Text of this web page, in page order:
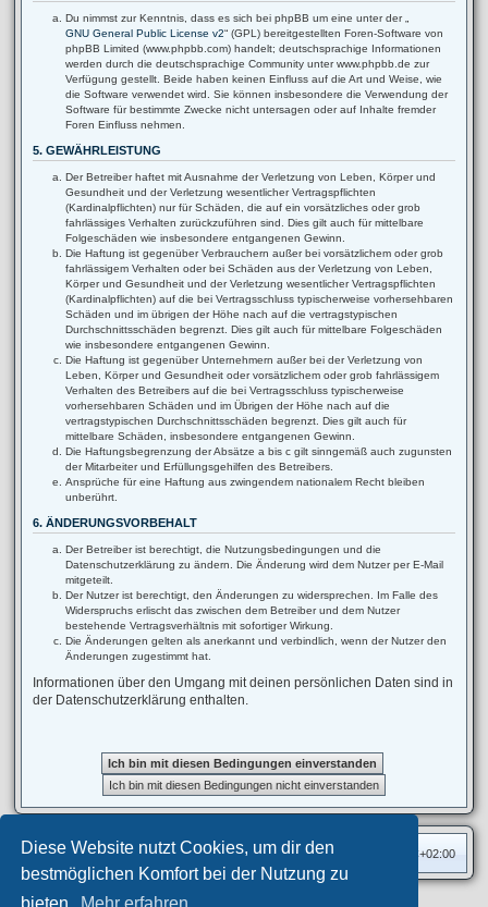
Diese Website nutzt Cookies, um dir den
bestmöglichen Komfort bei der Nutzung zu
Du nimmst zur Kenntnis, dass es sich bei phpBB um eine unter der „
GNU General Public License v2“ (GPL) bereitgestellten Foren-Software von
phpBB Limited (www.phpbb.com) handelt; deutschsprachige Informationen
werden durch die deutschsprachige Community unter www.phpbb.de zur
Verfügung gestellt. Beide haben keinen Einfluss auf die Art und Weise, wie
die Software verwendet wird. Sie können insbesondere die Verwendung der
Software für bestimmte Zwecke nicht untersagen oder auf Inhalte fremder
Foren Einfluss nehmen.
5. GEWÄHRLEISTUNG
Der Betreiber haftet mit Ausnahme der Verletzung von Leben, Körper und
Gesundheit und der Verletzung wesentlicher Vertragspflichten
(Kardinalpflichten) nur für Schäden, die auf ein vorsätzliches oder grob
fahrlässiges Verhalten zurückzuführen sind. Dies gilt auch für mittelbare
Folgeschäden wie insbesondere entgangenen Gewinn.
Die Haftung ist gegenüber Verbrauchern außer bei vorsätzlichem oder grob
fahrlässigem Verhalten oder bei Schäden aus der Verletzung von Leben,
Körper und Gesundheit und der Verletzung wesentlicher Vertragspflichten
(Kardinalpflichten) auf die bei Vertragsschluss typischerweise vorhersehbaren
Schäden und im übrigen der Höhe nach auf die vertragstypischen
Durchschnittsschäden begrenzt. Dies gilt auch für mittelbare Folgeschäden
wie insbesondere entgangenen Gewinn.
Die Haftung ist gegenüber Unternehmern außer bei der Verletzung von
Leben, Körper und Gesundheit oder vorsätzlichem oder grob fahrlässigem
Verhalten des Betreibers auf die bei Vertragsschluss typischerweise
vorhersehbaren Schäden und im Übrigen der Höhe nach auf die
vertragstypischen Durchschnittsschäden begrenzt. Dies gilt auch für
mittelbare Schäden, insbesondere entgangenen Gewinn.
Die Haftungsbegrenzung der Absätze a bis c gilt sinngemäß auch zugunsten
der Mitarbeiter und Erfüllungsgehilfen des Betreibers.
Ansprüche für eine Haftung aus zwingendem nationalem Recht bleiben
unberührt.
6. ÄNDERUNGSVORBEHALT
Der Betreiber ist berechtigt, die Nutzungsbedingungen und die
Datenschutzerklärung zu ändern. Die Änderung wird dem Nutzer per E-Mail
mitgeteilt.
Der Nutzer ist berechtigt, den Änderungen zu widersprechen. Im Falle des
Widerspruchs erlischt das zwischen dem Betreiber und dem Nutzer
bestehende Vertragsverhältnis mit sofortiger Wirkung.
Die Änderungen gelten als anerkannt und verbindlich, wenn der Nutzer den
Änderungen zugestimmt hat.
Informationen über den Umgang mit deinen persönlichen Daten sind in
der Datenschutzerklärung enthalten.
Foren-Übersicht Alle Zeiten sind UTC+02:00